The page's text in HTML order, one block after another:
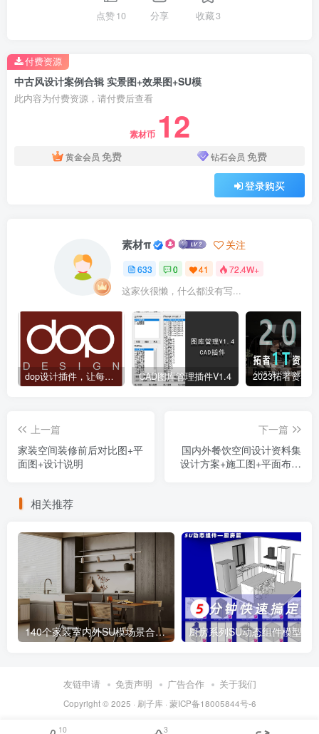
点赞10 分享 收藏3
中古风设计案例合辑 实景图+效果图+SU模
此内容为付费资源，请付费后查看
素材币 12
黄金会员 免费 钻石会员 免费
登录购买
付费资源
素材π 关注
633 0 41 72.4W+
这家伙很懒，什么都没有写...
dop设计插件，让每个设计师都能享受到CAD制图的乐趣 CAD图库管理插件V1.4
上一篇
家装空间装修前后对比图+平
面图+设计说明
下一篇
国内外餐饮空间设计资料集
设计方案+施工图+平面布置
相关推荐
140个家装室内外SU模场景合集+无水印效果图 厨房系列SU动态组件模型
友链申请 免责声明 广告合作 关于我们
Copyright © 2025 · 刷子库 · 蒙ICP备18005844号-6
10 3